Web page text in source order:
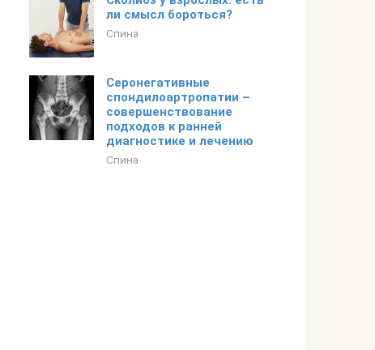
ли смысл бороться?
Спина
Серонегативные
спондилоартропатии –
совершенствование
подходов к ранней
диагностике и лечению
Спина